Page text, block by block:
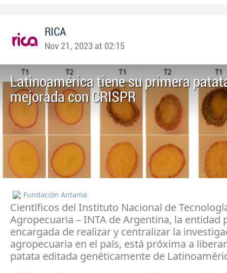
RICA
Nov 21, 2023 at 02:15
Latinoamérica tiene su primera
mejorada con CRISPR
Fundación Antama
Científicos del Instituto Nacional de
Agropecuaria – INTA de Argentina, la entidad
encargada de realizar y centralizar la
agropecuaria en el país, está próxima a
patata editada genéticamente de